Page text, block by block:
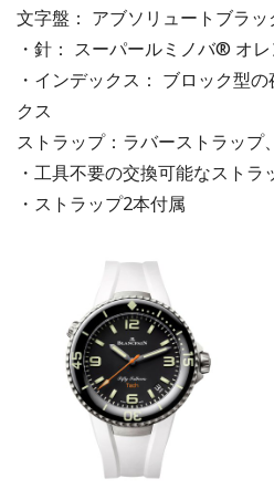
文字盤： アブソリュートブラッ
・針： スーパールミノバ® オ
・インデックス： ブロック型
クス
ストラップ：ラバーストラップ
・工具不要の交換可能なストラ
・ストラップ2本付属